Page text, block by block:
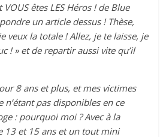
êtes LES Héros ! de Blue
un article dessus ! Thèse,
veux la totale ! Allez, je te laisse, je
! » et de repartir aussi vite qu’il
8 ans et plus, et mes victimes
n’étant pas disponibles en ce
: pourquoi moi ? Avec à la
13 et 15 ans et un tout mini